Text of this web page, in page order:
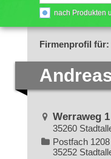
nach Produkten
Firmenprofil für:
Werraweg 1
35260
Postfach 1208
35252